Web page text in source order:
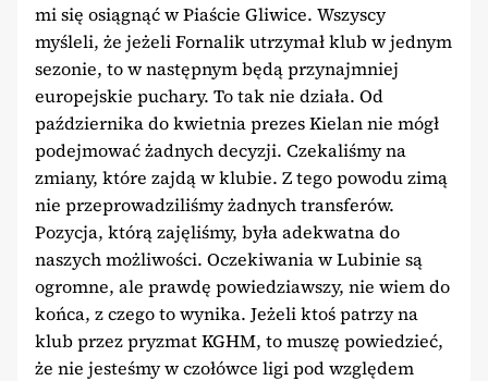
mi się osiągnąć w Piaście Gliwice. Wszyscy
myśleli, że jeżeli Fornalik utrzymał klub w jednym
sezonie, to w następnym będą przynajmniej
europejskie puchary. To tak nie działa. Od
października do kwietnia prezes Kielan nie mógł
podejmować żadnych decyzji. Czekaliśmy na
zmiany, które zajdą w klubie. Z tego powodu zimą
nie przeprowadziliśmy żadnych transferów.
Pozycja, którą zajęliśmy, była adekwatna do
naszych możliwości. Oczekiwania w Lubinie są
ogromne, ale prawdę powiedziawszy, nie wiem do
końca, z czego to wynika. Jeżeli ktoś patrzy na
klub przez pryzmat KGHM, to muszę powiedzieć,
że nie jesteśmy w czołówce ligi pod względem